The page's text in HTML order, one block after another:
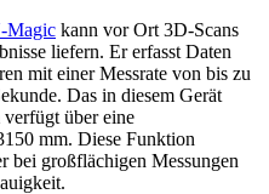
Magic kann vor Ort 3D-Scans
liefern. Er erfasst Daten
mit einer Messrate von bis zu
Das in diesem Gerät
verfügt über eine
mm. Diese Funktion
bei großflächigen Messungen